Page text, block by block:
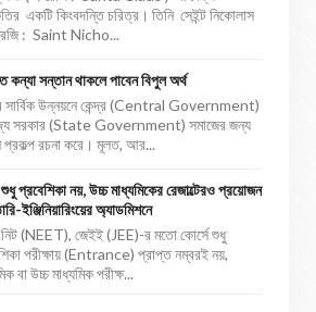
একটি কিংবদন্তি চরিত্র। তিনি সেইন্ট নিকোলাস
: Saint Nicho...
কন্যা সন্তান থাকলে পাবেন বিপুল অর্থ
সার্বিক উন্নয়নে কেন্দ্র (Central Government)
সরকার (State Government) সমাজের জন্য
প্রকল্প রচনা করে। মূলত, আর...
প্রবেশিকা নয়, উচ্চ মাধ্যমিকের রেজাল্টেরও প্রয়োজন
ইঞ্জিনিয়ারিংয়ের অ্যাডমিশনে
নিট (NEET), জেইই (JEE)-র মতো কোর্সে শুধু
পরীক্ষায় (Entrance) প্রাপ্ত নম্বরই নয়,
বা উচ্চ মাধ্যমিক পরীক্ষ...